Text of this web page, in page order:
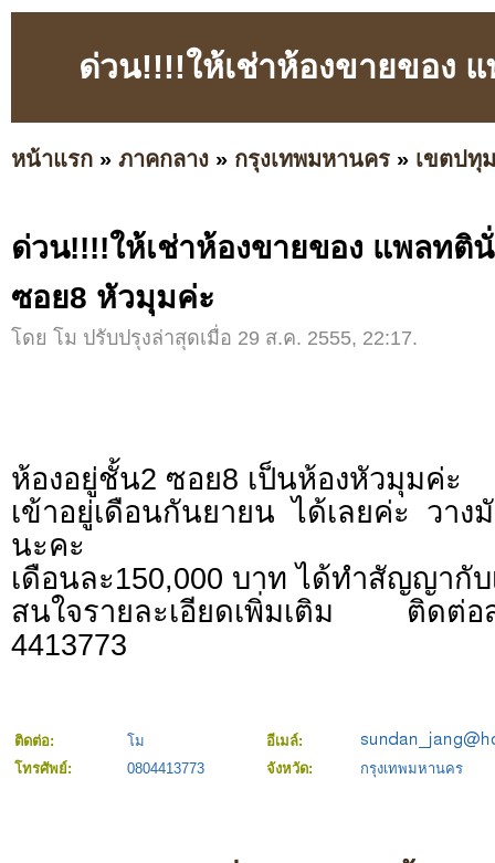
ด่วน!!!!ให้เช่าห้องขายของ
หน้าแรก » ภาคกลาง » กรุงเทพมหานคร » เขตปทุ
ด่วน!!!!ให้เช่าห้องขายของ แพลทติ
ซอย8 หัวมุมค่ะ
โดย โม ปรับปรุงล่าสุดเมื่อ 29 ส.ค. 2555, 22:17.
ห้องอยู่ชั้น2 ซอย8 เป็นห้องหัวมุมค่ะ
เข้าอยู่เดือนกันยายน ได้เลยค่ะ วา
นะคะ
เดือนละ150,000 บาท ได้ทำสัญญากับ
สนใจรายละเอียดเพิ่มเติม ติดต่อ
4413773
ติดต่อ: โม
อีเมล์:
โทรศัพย์:
0804413773 จังหวัด: กรุงเทพมหานคร